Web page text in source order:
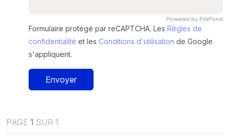
Powered by FilePond
Formulaire protégé par reCAPTCHA. Les Règles de
confidentialité et les Conditions d'utilisation de Google
s'appliquent.
Envoyer
PAGE 1 SUR 1